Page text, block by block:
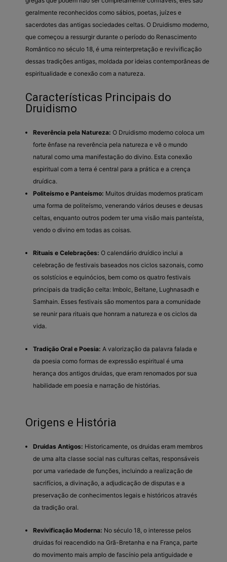
geralmente reconhecidos como sábios, poetas, juízes e
sacerdotes das antigas sociedades celtas. O Druidismo moderno,
que começou a ressurgir durante o período do Renascimento
Romântico no século 18, é uma reinterpretação e revivificação
dessas tradições antigas, moldada por ideias contemporâneas de
espiritualidade e conexão com a natureza.
Características Principais do
Druidismo
Reverência pela Natureza: O Druidismo moderno coloca um
forte ênfase na reverência pela natureza e vê o mundo
natural como uma manifestação do divino. Esta conexão
espiritual com a terra é central para a prática e a crença
druídica.
Politeísmo e Panteísmo: Muitos druidas modernos praticam
uma forma de politeísmo, venerando vários deuses e deusas
celtas, enquanto outros podem ter uma visão mais panteísta,
vendo o divino em todas as coisas.
Rituais e Celebrações: O calendário druídico inclui a
celebração de festivais baseados nos ciclos sazonais, como
os solstícios e equinócios, bem como os quatro festivais
principais da tradição celta: Imbolc, Beltane, Lughnasadh e
Samhain. Esses festivais são momentos para a comunidade
se reunir para rituais que honram a natureza e os ciclos da
vida.
Tradição Oral e Poesia: A valorização da palavra falada e
da poesia como formas de expressão espiritual é uma
herança dos antigos druidas, que eram renomados por sua
habilidade em poesia e narração de histórias.
Origens e História
Druidas Antigos: Historicamente, os druidas eram membros
de uma alta classe social nas culturas celtas, responsáveis
por uma variedade de funções, incluindo a realização de
sacrifícios, a divinação, a adjudicação de disputas e a
preservação de conhecimentos legais e históricos através
da tradição oral.
Revivificação Moderna: No século 18, o interesse pelos
druidas foi reacendido na Grã-Bretanha e na França, parte
do movimento mais amplo de fascínio pela antiguidade e